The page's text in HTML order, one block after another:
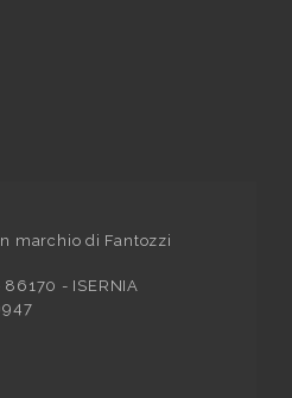
marchio di Fantozzi
- ISERNIA